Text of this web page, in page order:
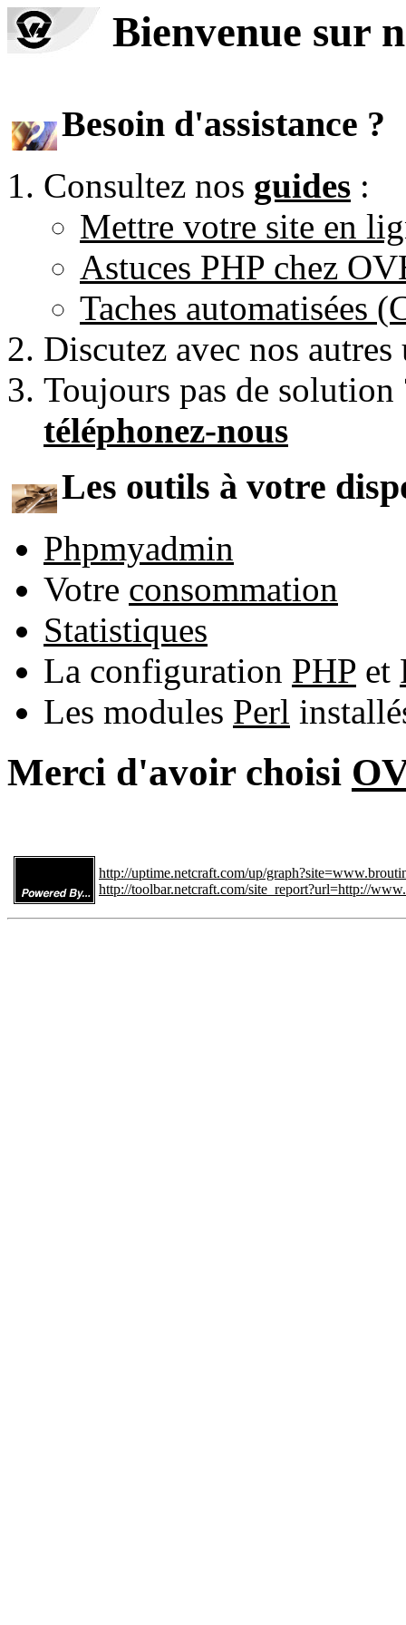
Bienvenue sur
Besoin d'assistance ?
Consultez nos guides :
Mettre votre site en
Astuces PHP chez
Taches automatisées
Discutez avec nos
Toujours pas de
téléphonez-nous
Les outils à votre
Phpmyadmin
Votre consommation
Statistiques
La configuration PHP et
Les modules Perl
Merci d'avoir choisi
http://uptime.netcraft.com/up/
http://toolbar.netcraft.com/site_report?url=http://